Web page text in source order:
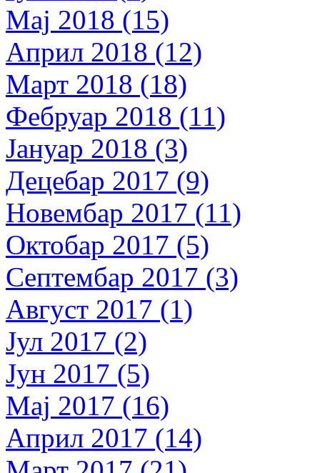
Мај 2018 (15)
Април 2018 (12)
Март 2018 (18)
Фебруар 2018 (11)
Јануар 2018 (3)
Децебар 2017 (9)
Новембар 2017 (11)
Октобар 2017 (5)
Септембар 2017 (3)
Август 2017 (1)
Јул 2017 (2)
Јун 2017 (5)
Мај 2017 (16)
Април 2017 (14)